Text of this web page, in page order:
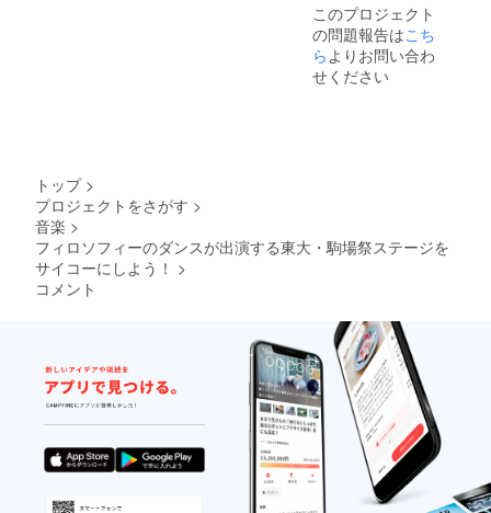
このプロジェクト
の問題報告はこち
ら よりお問い合わ
せください
トップ >
プロジェクトをさがす >
音楽 >
フィロソフィーのダンスが出演する東大・駒場祭ステージを
サイコーにしよう！ >
コメント